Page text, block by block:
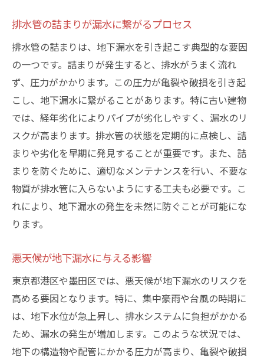
排水管の詰まりが漏水に繋がるプロセス
排水管の詰まりは、地下漏水を引き起こす典型的な要因
の一つです。詰まりが発生すると、排水がうまく流れ
ず、圧力がかかります。この圧力が亀裂や破損を引き起
こし、地下漏水に繋がることがあります。特に古い建物
では、経年劣化によりパイプが劣化しやすく、漏水のリ
スクが高まります。排水管の状態を定期的に点検し、詰
まりや劣化を早期に発見することが重要です。また、詰
まりを防ぐために、適切なメンテナンスを行い、不要な
物質が排水管に入らないようにする工夫も必要です。こ
れにより、地下漏水の発生を未然に防ぐことが可能にな
ります。
悪天候が地下漏水に与える影響
東京都港区や墨田区では、悪天候が地下漏水のリスクを
高める要因となります。特に、集中豪雨や台風の時期に
は、地下水位が急上昇し、排水システムに負担がかかる
ため、漏水の発生が増加します。このような状況では、
地下の構造物や配管にかかる圧力が高まり、亀裂や破損